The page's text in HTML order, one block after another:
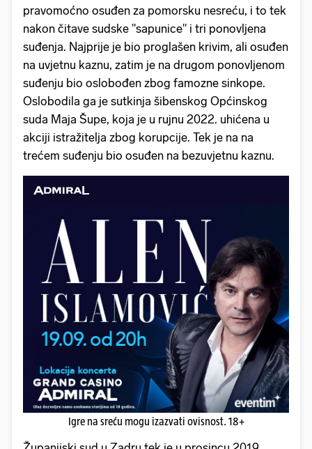
pravomoćno osuđen za pomorsku nesreću, i to tek
nakon čitave sudske "sapunice" i tri ponovljena
suđenja. Najprije je bio proglašen krivim, ali osuđen
na uvjetnu kaznu, zatim je na drugom ponovljenom
suđenju bio oslobođen zbog famozne sinkope.
Oslobodila ga je sutkinja šibenskog Općinskog
suda Maja Šupe, koja je u rujnu 2022. uhićena u
akciji istražitelja zbog korupcije. Tek je na na
trećem suđenju bio osuđen na bezuvjetnu kaznu.
Igre na sreću mogu izazvati ovisnost. 18+